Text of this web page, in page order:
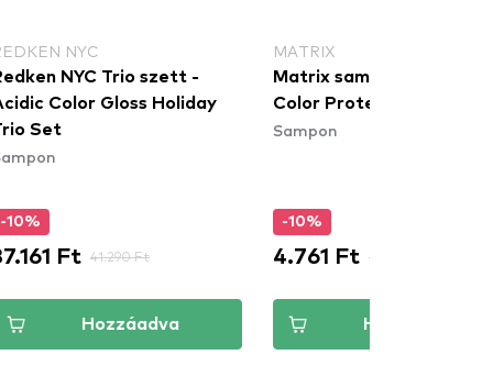
NYC
NYC Trio szett -
Color Gloss Holiday
Set
-10%
Ft 41.290 Ft
Hozzáadva
MATRIX
Matrix sampon - Glow
Color Protecting
Sampon
-10%
4.761 Ft 5.290 Ft
Hozzáadva